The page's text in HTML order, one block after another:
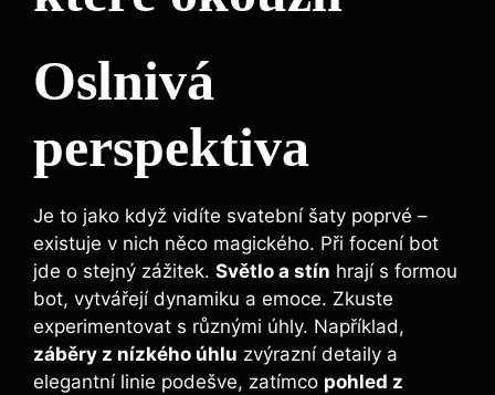
Oslnivá
perspektiva
Je to jako když vidíte svatební šaty poprvé –
existuje v nich něco magického. Při focení bot
jde o stejný zážitek. Světlo a stín hrají s formou
bot, vytvářejí dynamiku a emoce. Zkuste
experimentovat s různými úhly. Například,
záběry z nízkého úhlu zvýrazní detaily a
elegantní linie podešve, zatímco pohled z